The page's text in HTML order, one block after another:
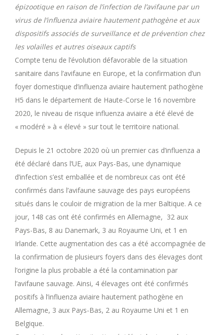
épizootique en raison de l’infection de l’avifaune par un
virus de l’influenza aviaire hautement pathogène et aux
dispositifs associés de surveillance et de prévention chez
les volailles et autres oiseaux captifs
Compte tenu de l’évolution défavorable de la situation
sanitaire dans l’avifaune en Europe, et la confirmation d’un
foyer domestique d’influenza aviaire hautement pathogène
H5 dans le département de Haute-Corse le 16 novembre
2020, le niveau de risque influenza aviaire a été élevé de
« modéré » à « élevé » sur tout le territoire national.
Depuis le 21 octobre 2020 où un premier cas d’influenza a
été déclaré dans l’UE, aux Pays-Bas, une dynamique
d’infection s’est emballée et de nombreux cas ont été
confirmés dans l’avifaune sauvage des pays européens
situés dans le couloir de migration de la mer Baltique. A ce
jour, 148 cas ont été confirmés en Allemagne, 32 aux
Pays-Bas, 8 au Danemark, 3 au Royaume Uni, et 1 en
Irlande. Cette augmentation des cas a été accompagnée de
la confirmation de plusieurs foyers dans des élevages dont
l’origine la plus probable a été la contamination par
l’avifaune sauvage. Ainsi, 4 élevages ont été confirmés
positifs à l’influenza aviaire hautement pathogène en
Allemagne, 3 aux Pays-Bas, 2 au Royaume Uni et 1 en
Belgique.